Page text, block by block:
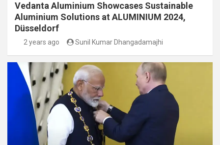
Vedanta Aluminium Showcases Sustainable
Aluminium Solutions at ALUMINIUM 2024,
Düsseldorf
2 years ago Sunil Kumar Dhangadamajhi